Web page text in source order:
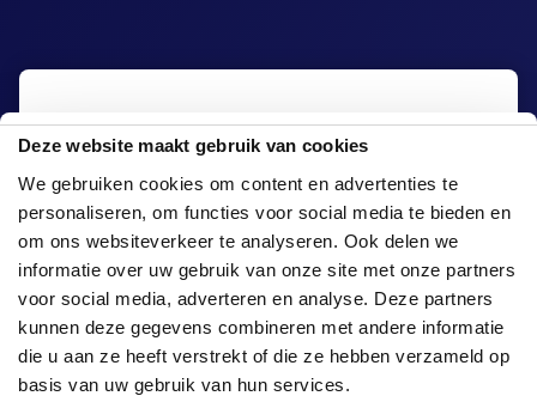
Deze website maakt gebruik van cookies
We gebruiken cookies om content en advertenties te
personaliseren, om functies voor social media te bieden en
om ons websiteverkeer te analyseren. Ook delen we
informatie over uw gebruik van onze site met onze partners
voor social media, adverteren en analyse. Deze partners
kunnen deze gegevens combineren met andere informatie
die u aan ze heeft verstrekt of die ze hebben verzameld op
basis van uw gebruik van hun services.
GlowGolf Almere bevindt zich bij Bowling
Almere, het familie entertainment center
van Flevoland. Met verschillende
indooractiviteiten, waaronder GlowGolf,
Bowling, ShuffleBoard, Karaoke en Tafel
Grillen, biedt het spelplezier voor iedereen.
Ben je op zoek naar het perfecte uitje met
vrienden, familie of collega’s? Combineer
GlowGolf® met een heerlijk grill-
arrangement! Of je nu een kinderfeestje,
teambuilding activiteit of een vriendenuitje